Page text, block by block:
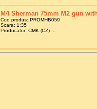
M4 Sherman 75mm M2 gun
Cod produs: PROMHB059
Scara: 1:35
Producator: CMK (CZ) ...